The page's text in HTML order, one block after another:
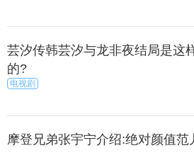
绿茶
中含有多种生物类异黄酮，
们可以在日常饮用一些绿茶，帮
芸汐传韩芸汐与龙非夜结局是这
的?
电视剧
摩登兄弟张宇宁介绍:绝对颜值范